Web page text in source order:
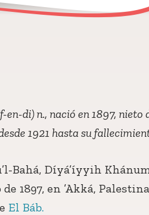
di) n., nació en 1897, nieto
1921 hasta su
Bahá, Díyá’íyyih
1897, en ’Akká,
El Báb.